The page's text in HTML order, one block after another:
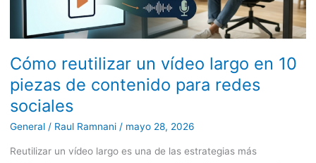
Cómo reutilizar un vídeo largo en 10
piezas de contenido para redes
sociales
General/ Raul Ramnani / mayo 28, 2026
Reutilizar un vídeo largo es una de las estrategias más
piezas
contenido
para
redes
sociales